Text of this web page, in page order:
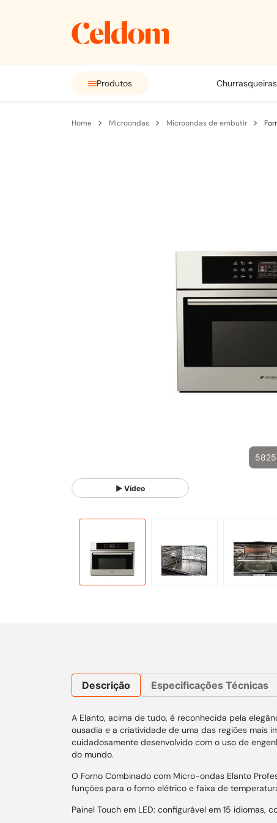
churrasqueiras
Produtos
microondas microondas de embutir
5825
▶ Vídeo
Descrição Especificações Técnicas
A Elanto, acima de tudo, é reconhecida pela
ousadia e a criatividade de uma das regiões mais
cuidadosamente desenvolvido com o uso de
do mundo.
O Forno Combinado com Micro-ondas Elanto
funções para o forno elétrico e faixa de
Painel Touch em LED: configurável em 15 idiomas,